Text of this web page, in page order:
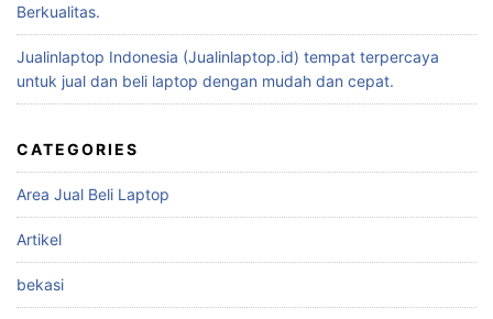
Berkualitas.
Jualinlaptop Indonesia (Jualinlaptop.id) tempat terpercaya
untuk jual dan beli laptop dengan mudah dan cepat.
CATEGORIES
Area Jual Beli Laptop
Artikel
bekasi